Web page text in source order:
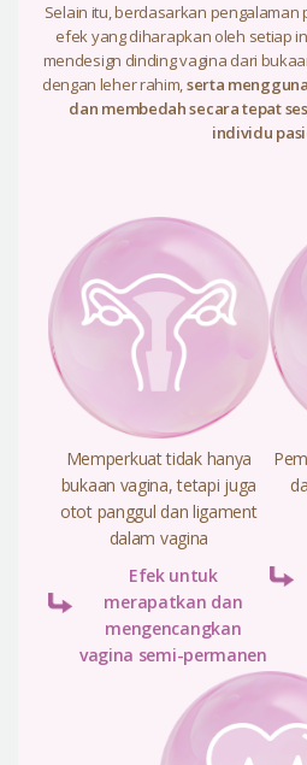
Selain itu, berdasarkan pengalaman
efek yang diharapkan oleh setiap
mendesign dinding vagina dari
dengan leher rahim,serta
dan membedah secara tepat
individu
Memperkuat tidak hanya
bukaan vagina, tetapi juga
otot panggul dan ligament
dalam vagina
Efek untuk
merapatkan dan
mengencangkan
vagina semi-permanen